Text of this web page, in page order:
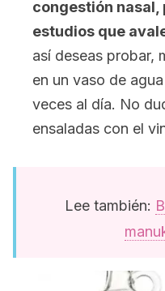
congestión nasal,
estudios que
así deseas probar,
en un vaso de
veces al día. No
ensaladas con el
Lee también: